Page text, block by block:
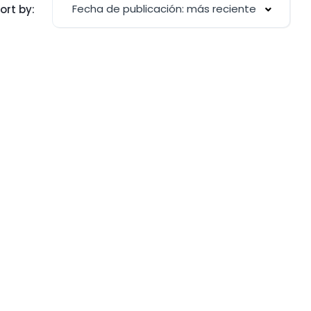
by: Fecha de publicación: más reciente